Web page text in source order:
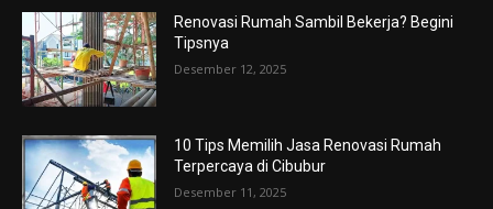
Renovasi Rumah Sambil Bekerja? Begini
Tipsnya
Desember 12, 2025
10 Tips Memilih Jasa Renovasi Rumah
Terpercaya di Cibubur
Desember 11, 2025